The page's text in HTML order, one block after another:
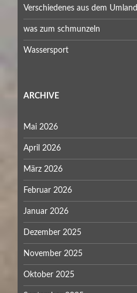
Verschiedenes aus dem Umland
was zum schmunzeln
Wassersport
ARCHIVE
Mai 2026
April 2026
März 2026
Februar 2026
Januar 2026
Dezember 2025
November 2025
Oktober 2025